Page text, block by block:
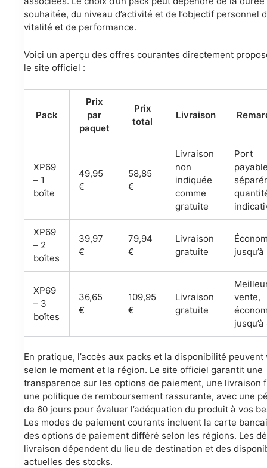
souhaitée, du niveau d’activité et de l’objectif personnel
vitalité et de performance.
Voici un aperçu des offres courantes directement
le site officiel :
Pack
Prix
par
paquet
Prix
total
Livraison
XP69
– 1
boîte
49,95
€
58,85
€
Livraison
non
indiquée
comme
gratuite
Port
XP69
– 2
boîtes
39,97
€
79,94
€
Livraison
gratuite
jusqu’à
XP69
– 3
boîtes
36,65
€
109,95
€
Livraison
gratuite
vente,
En pratique, l’accès aux packs et la disponibilité peuvent
selon le moment et la région. Le site officiel garantit une
transparence sur les options de paiement, une livraison
une politique de remboursement rassurante, avec une
de 60 jours pour évaluer l’adéquation du produit à vos
Les modes de paiement courants incluent la carte
des options de paiement différé selon les régions. Les
livraison dépendent du lieu de destination et des
actuelles des stocks.